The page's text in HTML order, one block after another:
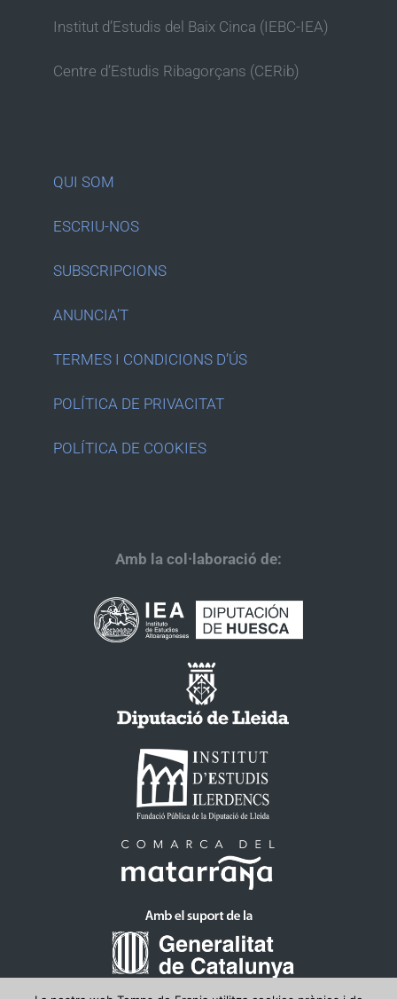
Institut d’Estudis del Baix Cinca (IEBC-IEA)
Centre d’Estudis Ribagorçans (CERib)
QUI SOM
ESCRIU-NOS
SUBSCRIPCIONS
ANUNCIA’T
TERMES I CONDICIONS D’ÚS
POLÍTICA DE PRIVACITAT
POLÍTICA DE COOKIES
Amb la col·laboració de: